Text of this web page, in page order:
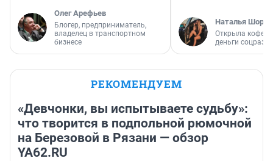
Олег Арефьев
Блогер, предприниматель,
владелец в транспортном
бизнесе
Наталья
Открыла
деньги
РЕКОМЕНДУЕМ
«Девчонки, вы испытываете судьбу»:
что творится в подпольной рюмочной
на Березовой в Рязани — обзор
YA62.RU